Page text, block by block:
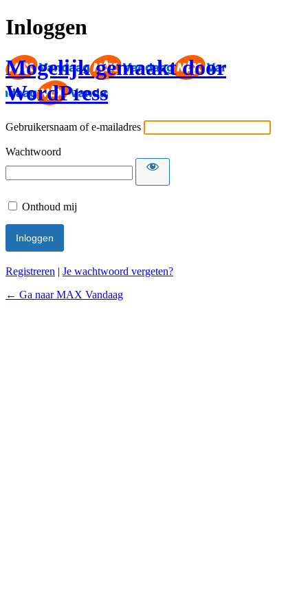
Inloggen
Mogelijk gemaakt door
WordPress
Gebruikersnaam of e-mailadres
Wachtwoord
Onthoud mij
Registreren | Je wachtwoord vergeten?
← Ga naar MAX Vandaag